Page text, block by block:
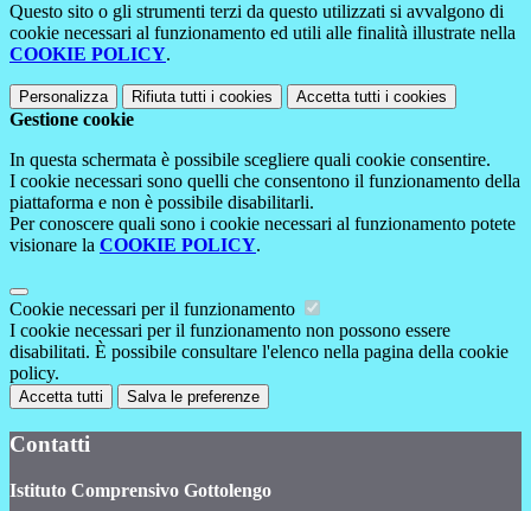
Questo sito o gli strumenti terzi da questo utilizzati si avvalgono di
cookie necessari al funzionamento ed utili alle finalità illustrate nella
COOKIE POLICY.
Personalizza Rifiuta tutti i cookies Accetta tutti i cookies
Gestione cookie
In questa schermata è possibile scegliere quali cookie consentire.
I cookie necessari sono quelli che consentono il funzionamento della
piattaforma e non è possibile disabilitarli.
Per conoscere quali sono i cookie necessari al funzionamento potete
visionare la COOKIE POLICY.
Cookie necessari per il funzionamento
I cookie necessari per il funzionamento non possono essere
disabilitati. È possibile consultare l'elenco nella pagina della cookie
policy.
Accetta tutti Salva le preferenze
Contatti
Istituto Comprensivo Gottolengo